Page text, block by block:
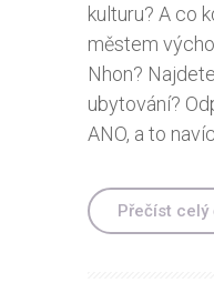
kulturu? A co
městem
Nhon?
ubytování?
ANO, a to
Přečíst celý